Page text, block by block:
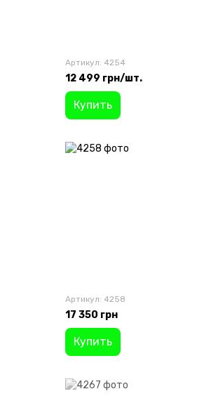
Артикул: 4254
12 499 грн/шт.
Купить
Артикул: 4258
17 350 грн
Купить